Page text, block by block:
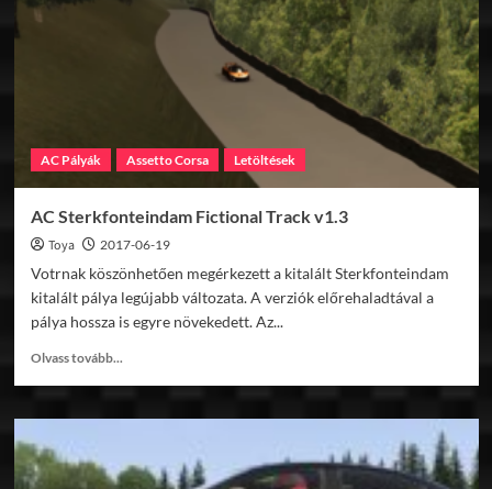
AC Pályák Assetto Corsa Letöltések
AC Sterkfonteindam Fictional Track v1.3
Toya 2017-06-19
Votrnak köszönhetően megérkezett a kitalált Sterkfonteindam
kitalált pálya legújabb változata. A verziók előrehaladtával a
pálya hossza is egyre növekedett. Az...
Olvass tovább...
AC
Track